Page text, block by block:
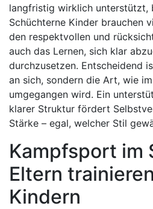
langfristig wirklich unterstützt,
Schüchterne Kinder brauchen
den respektvollen und
auch das Lernen, sich klar
durchzusetzen. Entscheidend
an sich, sondern die Art, wie
umgegangen wird. Ein
klarer Struktur fördert
Stärke – egal, welcher Stil
Kampfsport im
Eltern
Kindern